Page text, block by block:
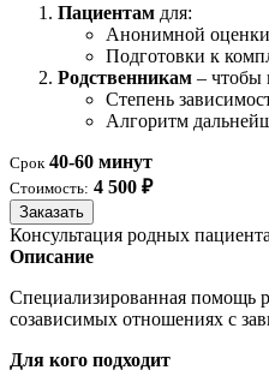
Пациентам для:
Анонимной оценки
Подготовки к
Родственникам – чтобы
Степень
Алгоритм
Срок 40-60 минут
Стоимость: 4 500 ₽
Заказать
Консультация родных
Описание
Специализированная помощь
созависимых отношениях с
Для кого подходит